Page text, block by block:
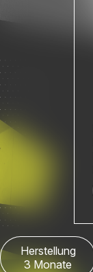
Herstellung
3 Monate